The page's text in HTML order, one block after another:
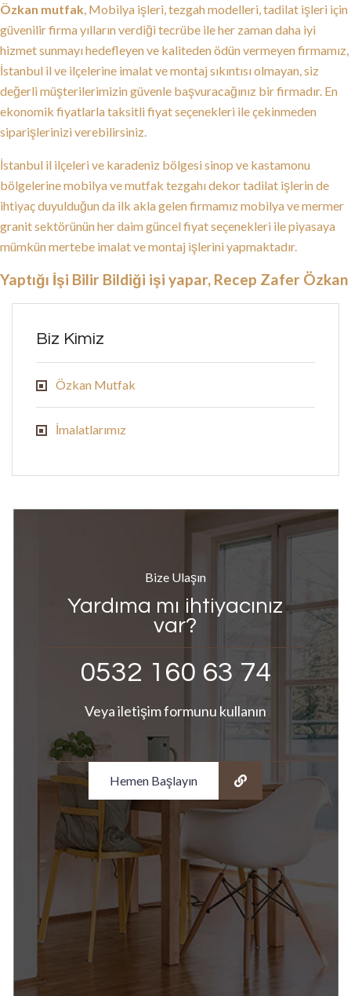
Biz Kimiz
Özkan Mutfak
İmalatlarımız
Bize Ulaşın
Yardıma mı ihtiyacınız
var?
0532 160 63 74
Veya iletişim formunu kullanın
Hemen Başlayın
Özkan mutfak, Mobilya işleri, tezgah modelleri, tadilat işleri için
güvenilir firma yılların verdiği tecrübe ile her zaman daha iyi
hizmet sunmayı hedefleyen ve kaliteden ödün vermeyen firmamız,
İstanbul il ve ilçelerine imalat ve montaj sıkıntısı olmayan, siz
değerli müşterilerimizin güvenle başvuracağınız bir firmadır. En
ekonomik fiyatlarla taksitli fiyat seçenekleri ile çekinmeden
siparişlerinizi verebilirsiniz.
İstanbul il ilçeleri ve karadeniz bölgesi sinop ve kastamonu
bölgelerine mobilya ve mutfak tezgahı dekor tadilat işlerin de
ihtiyaç duyulduğun da ilk akla gelen firmamız mobilya ve mermer
granit sektörünün her daim güncel fiyat seçenekleri ile piyasaya
mümkün mertebe imalat ve montaj işlerini yapmaktadır.
Yaptığı İşi Bilir Bildiği işi yapar, Recep Zafer Özkan